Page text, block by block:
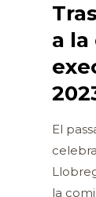
a la
El
la